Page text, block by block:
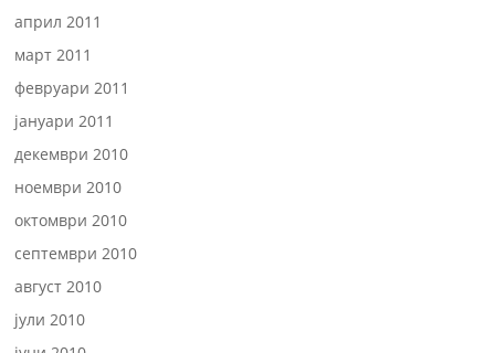
април 2011
март 2011
февруари 2011
јануари 2011
декември 2010
ноември 2010
октомври 2010
септември 2010
август 2010
јули 2010